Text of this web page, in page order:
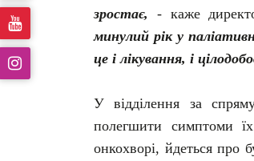
зростає, - каже
минулий рік у
це і лікування, і
У відділення за
полегшити симптоми
онкохворі, йдеться про